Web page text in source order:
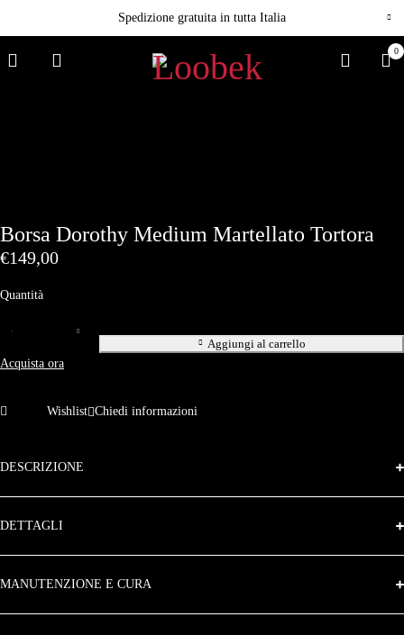
Spedizione gratuita in tutta Italia
0
Borsa Dorothy Medium Martellato Tortora
€149,00
Quantità
Aggiungi al carrello
Acquista ora
Wishlist Chiedi informazioni
DESCRIZIONE
DETTAGLI
MANUTENZIONE E CURA